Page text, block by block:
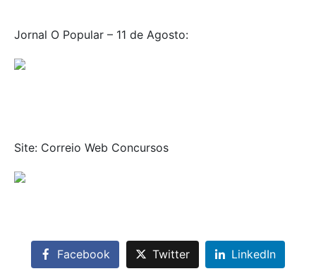
Jornal O Popular – 11 de Agosto:
Site: Correio Web Concursos
Facebook Twitter LinkedIn